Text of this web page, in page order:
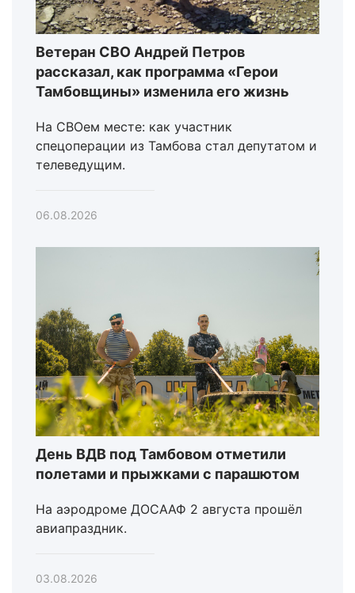
Ветеран СВО Андрей Петров
рассказал, как программа «Герои
Тамбовщины» изменила его жизнь
На СВОем месте: как участник
спецоперации из Тамбова стал депутатом и
телеведущим.
06.08.2026
День ВДВ под Тамбовом отметили
полетами и прыжками с парашютом
На аэродроме ДОСААФ 2 августа прошёл
авиапраздник.
03.08.2026